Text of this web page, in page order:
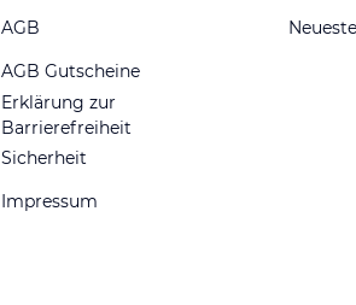
AGB
AGB Gutscheine
Erklärung zur
Barrierefreiheit
Sicherheit
Impressum